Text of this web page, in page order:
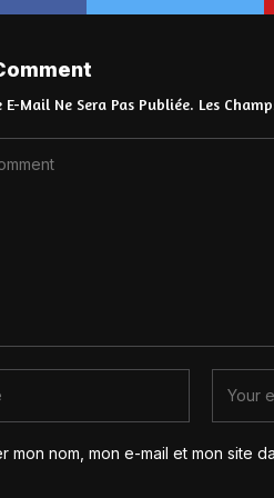
E-Mail Ne Sera Pas Publiée. Les
mon nom, mon e-mail et mon site